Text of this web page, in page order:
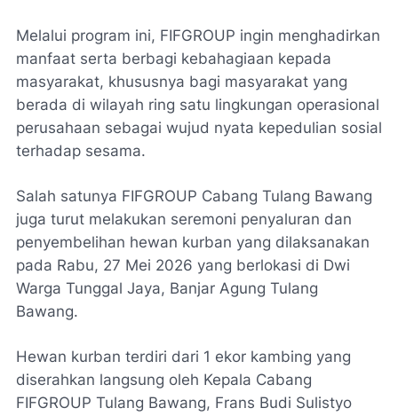
Melalui program ini, FIFGROUP ingin menghadirkan
manfaat serta berbagi kebahagiaan kepada
masyarakat, khususnya bagi masyarakat yang
berada di wilayah ring satu lingkungan operasional
perusahaan sebagai wujud nyata kepedulian sosial
terhadap sesama.
Salah satunya FIFGROUP Cabang Tulang Bawang
juga turut melakukan seremoni penyaluran dan
penyembelihan hewan kurban yang dilaksanakan
pada Rabu, 27 Mei 2026 yang berlokasi di Dwi
Warga Tunggal Jaya, Banjar Agung Tulang
Bawang.
Hewan kurban terdiri dari 1 ekor kambing yang
diserahkan langsung oleh Kepala Cabang
FIFGROUP Tulang Bawang, Frans Budi Sulistyo